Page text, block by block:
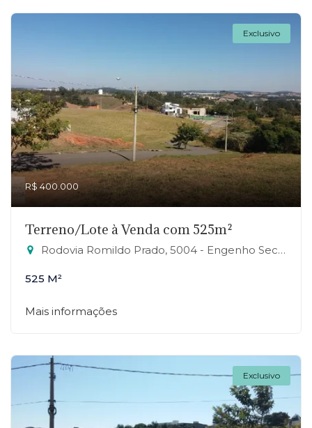
Exclusivo
R$ 400.000
Terreno/Lote à Venda com 525m²
Rodovia Romildo Prado, 5004 - Engenho Seco, Louveira-SP
525 M²
Mais informações
Exclusivo